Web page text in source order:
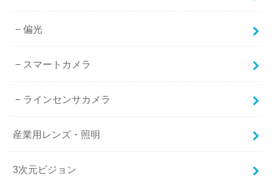
偏光
スマートカメラ
ラインセンサカメラ
産業用レンズ・照明
3次元ビジョン